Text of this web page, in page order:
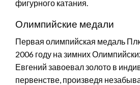
фигурного катания.
Олимпийские медали
Первая олимпийская медаль
2006 году на зимних
Евгений завоевал золото в
первенстве, произведя